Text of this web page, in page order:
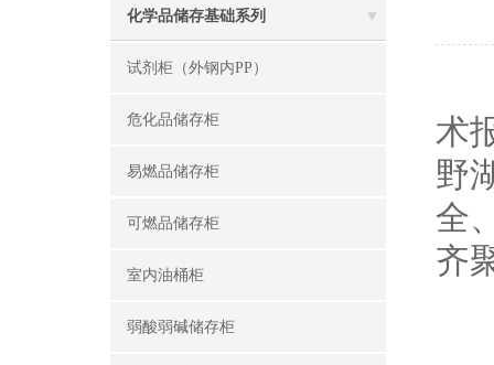
化学品储存基础系列
试剂柜（外钢内PP）
危化品储存柜
易燃品储存柜
可燃品储存柜
室内油桶柜
弱酸弱碱储存柜
术
野
全
齐